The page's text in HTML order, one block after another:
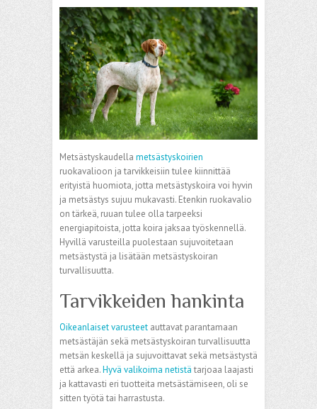
Metsästyskaudella metsästyskoirien
ruokavalioon ja tarvikkeisiin tulee kiinnittää
erityistä huomiota, jotta metsästyskoira voi hyvin
ja metsästys sujuu mukavasti. Etenkin ruokavalio
on tärkeä, ruuan tulee olla tarpeeksi
energiapitoista, jotta koira jaksaa työskennellä.
Hyvillä varusteilla puolestaan sujuvoitetaan
metsästystä ja lisätään metsästyskoiran
turvallisuutta.
Tarvikkeiden hankinta
Oikeanlaiset varusteet auttavat parantamaan
metsästäjän sekä metsästyskoiran turvallisuutta
metsän keskellä ja sujuvoittavat sekä metsästystä
että arkea.Hyvä valikoima netistä tarjoaa laajasti
ja kattavasti eri tuotteita metsästämiseen, oli se
sitten työtä tai harrastusta.